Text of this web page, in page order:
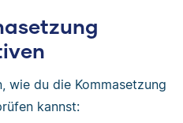
wie du die Kommasetzung
kannst: